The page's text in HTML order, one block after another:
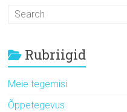
Rubriigid
Meie tegemisi
Õppetegevus